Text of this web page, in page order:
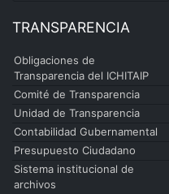
TRANSPARENCIA
Obligaciones de
Transparencia del ICHITAIP
Comité de Transparencia
Unidad de Transparencia
Contabilidad Gubernamental
Presupuesto Ciudadano
Sistema institucional de
archivos